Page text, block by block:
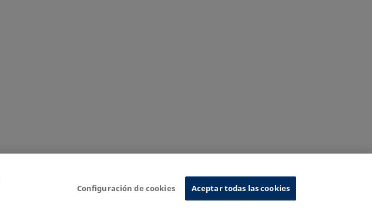
Sistema de Información
Configuración de cookies Aceptar todas las cookies